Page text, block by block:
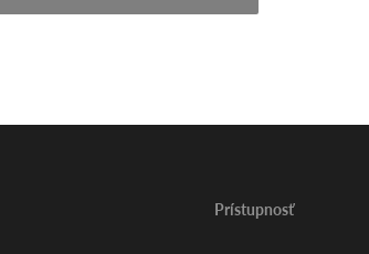
Prístupnosť